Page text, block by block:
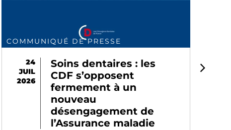
COMMUNIQUÉ DE PRESSE
24
JUIL
2026
Soins dentaires : les
CDF s’opposent
fermement à un
nouveau
désengagement de
l’Assurance maladie